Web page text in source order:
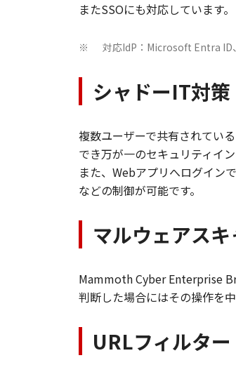
またSSOにも対応しています。
※ 対応IdP：Microsoft Entra
シャドーIT対策
複数ユーザーで共有されてい
でき万が一のセキュリティイ
また、Webアプリへログイン
などの制御が可能です。
マルウェアス
Mammoth Cyber Enterprise
判断した場合にはその操作を
URLフィルター